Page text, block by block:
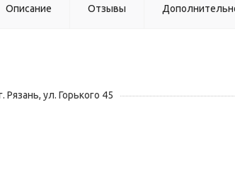
Описание Отзывы
Рязань, ул. Горького 45